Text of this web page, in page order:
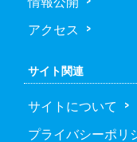
アクセス
サイト関連
サイトについて
プライバシーポリ